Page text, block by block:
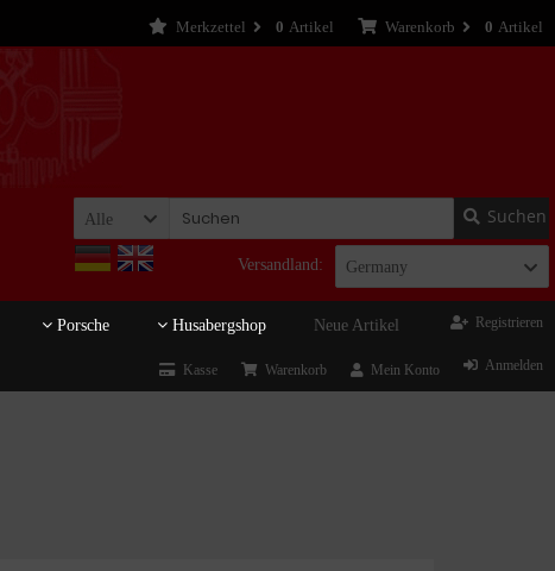
Warenkorb 0 Artikel
Merkzettel 0 Artikel
Alle Suchen
Versandland: Germany
Porsche Husabergshop Neue Artikel Registrieren
Anmelden
Mein Konto
Warenkorb
Kasse